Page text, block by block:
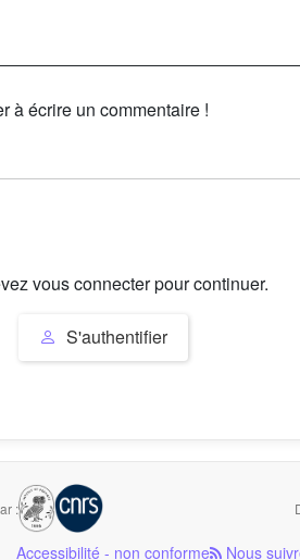
à écrire un commentaire !
vous connecter pour continuer.
S'authentifier
:
Accessibilité - non conforme Nous